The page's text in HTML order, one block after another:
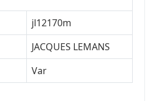
jl12170m
JACQUES LEMANS
Var